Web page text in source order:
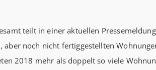
teilt in einer aktuellen
aber noch nicht fertiggestellten
2018 mehr als doppelt so viele